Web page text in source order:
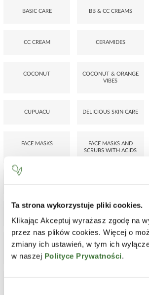
Ta strona wykorzystuje pliki cookies.
Klikając Akceptuj wyrażasz zgodę na
przez nas plików cookies. Więcej o
zmiany ich ustawień, w tym ich
w naszej Polityce Prywatności.
BASIC CARE BB & CC CREAMS
CC CREAM CERAMIDES
COCONUT
COCONUT & ORANGE
VIBES
CUPUACU DELICIOUS SKIN CARE
FACE MASKS
FACE MASKS AND
SCRUBS WITH ACIDS
INTIMATE CREAMY
INTIMATE FOAM